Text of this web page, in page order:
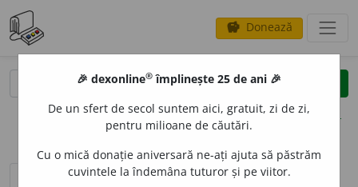
savings Donează
clear
opțiuni
definiții (1) pronunțievolume_up (5)
🎉 dexonline® împlinește 25 de ani 🎉
De un sfert de secol suntem aici, gratuit, zi de zi,
pentru milioane de căutări.
Cu o mică donație aniversară ne-ați ajuta să păstrăm
cuvintele la îndemâna tuturor și pe viitor.